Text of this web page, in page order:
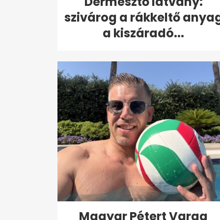
szivárog a rákkeltő
a kiszáradó...
Magyar Pétert Varga